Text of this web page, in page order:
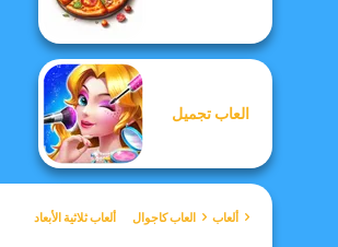
العاب تجميل
ألعاب العاب كاجوال ألعاب ثلاثية الأبعاد